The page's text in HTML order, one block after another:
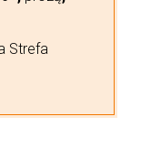
Strefa